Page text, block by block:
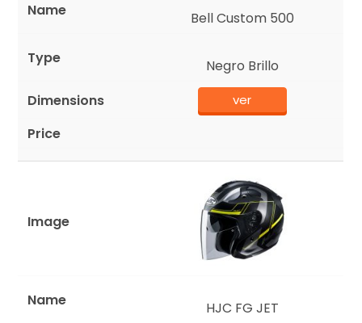
Bell Custom 500
Negro Brillo
ver
HJC FG JET